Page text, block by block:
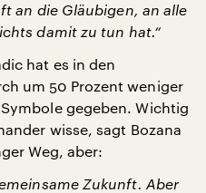
an die Gläubigen, an alle
damit zu tun hat.“
hat es in den
um 50 Prozent weniger
gegeben. Wichtig
wisse, sagt Bozana
Weg, aber:
Zukunft. Aber